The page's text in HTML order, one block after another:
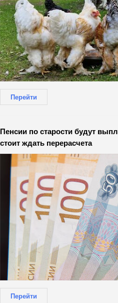
Перейти
Пенсии по старости будут
стоит ждать перерасчета
Перейти